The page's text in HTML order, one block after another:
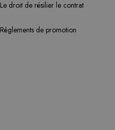
Le droit de résilier le contrat
Règlements de promotion